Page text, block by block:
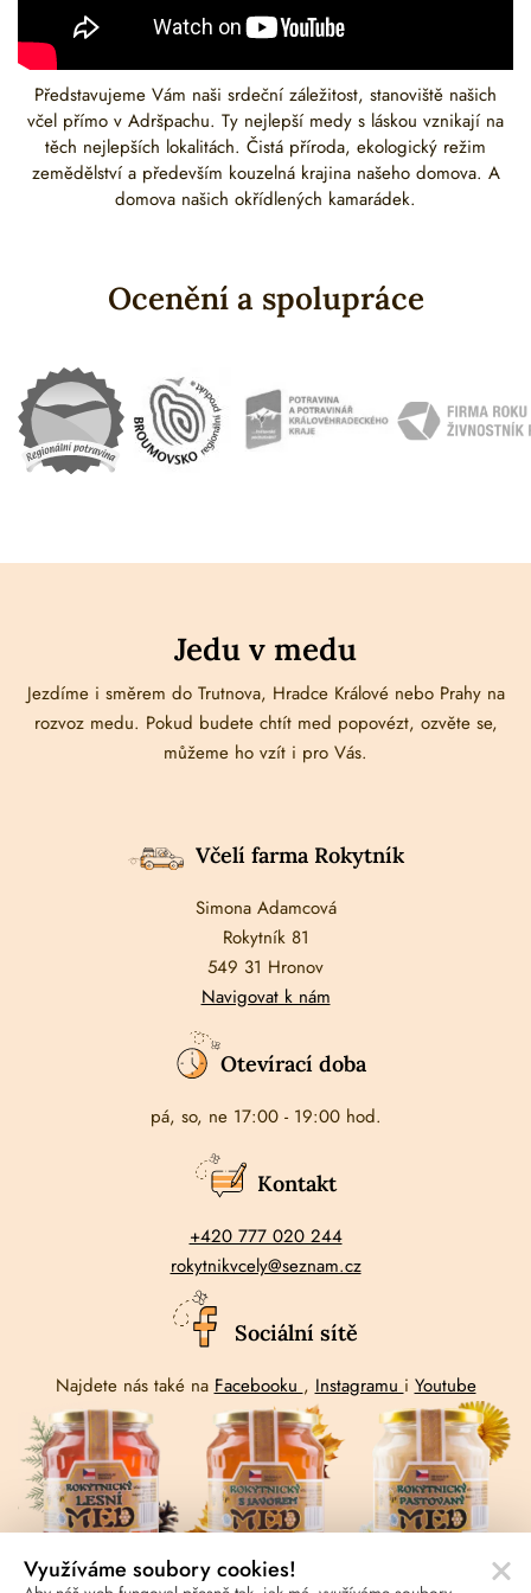
Představujeme Vám naši srdeční záležitost, stanoviště našich
včel přímo v Adršpachu. Ty nejlepší medy s láskou vznikají na
těch nejlepších lokalitách. Čistá příroda, ekologický režim
zemědělství a především kouzelná krajina našeho domova. A
domova našich okřídlených kamarádek.
Ocenění a spolupráce
Jedu v medu
Jezdíme i směrem do Trutnova, Hradce Králové nebo Prahy na
rozvoz medu. Pokud budete chtít med popovézt, ozvěte se,
můžeme ho vzít i pro Vás.
Včelí farma Rokytník
Simona Adamcová
Rokytník 81
549 31 Hronov
Navigovat k nám
Otevírací doba
pá, so, ne 17:00 - 19:00 hod.
Kontakt
+420 777 020 244
rokytnikvcely@seznam.cz
Sociální sítě
Najdete nás také na Facebooku , Instagramu i Youtube
Využíváme soubory cookies!